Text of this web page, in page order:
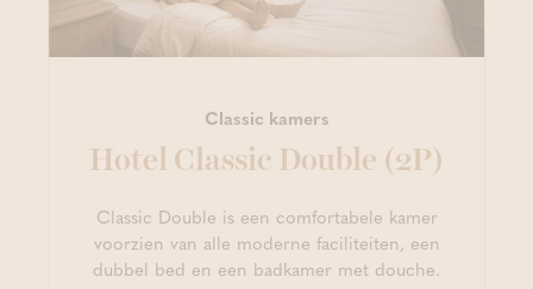
Classic kamers
Hotel Classic Double (2P)
Classic Double is een comfortabele kamer
voorzien van alle moderne faciliteiten, een
dubbel bed en een badkamer met douche.